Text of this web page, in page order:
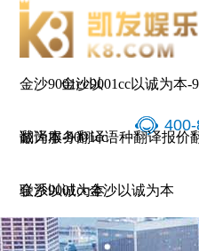
金沙9001cc以
诚为本-9001cc
金沙以诚为本
金沙9001cc以诚为本-
翻译服务翻译语种翻译报价
联系9001cc金沙以诚为本